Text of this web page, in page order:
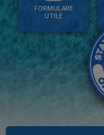
FORMULARE
UTILE